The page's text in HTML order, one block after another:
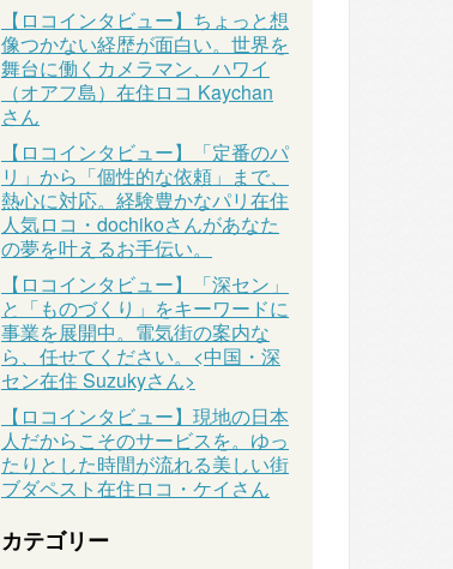
【ロコインタビュー】ちょっと想
像つかない経歴が面白い。世界を
舞台に働くカメラマン、ハワイ
（オアフ島）在住ロコ Kaychan
さん
【ロコインタビュー】「定番のパ
リ」から「個性的な依頼」まで、
熱心に対応。経験豊かなパリ在住
人気ロコ・dochikoさんがあなた
の夢を叶えるお手伝い。
【ロコインタビュー】「深セン」
と「ものづくり」をキーワードに
事業を展開中。電気街の案内な
ら、任せてください。<中国・深
セン在住 Suzukyさん>
【ロコインタビュー】現地の日本
人だからこそのサービスを。ゆっ
たりとした時間が流れる美しい街
ブダペスト在住ロコ・ケイさん
カテゴリー